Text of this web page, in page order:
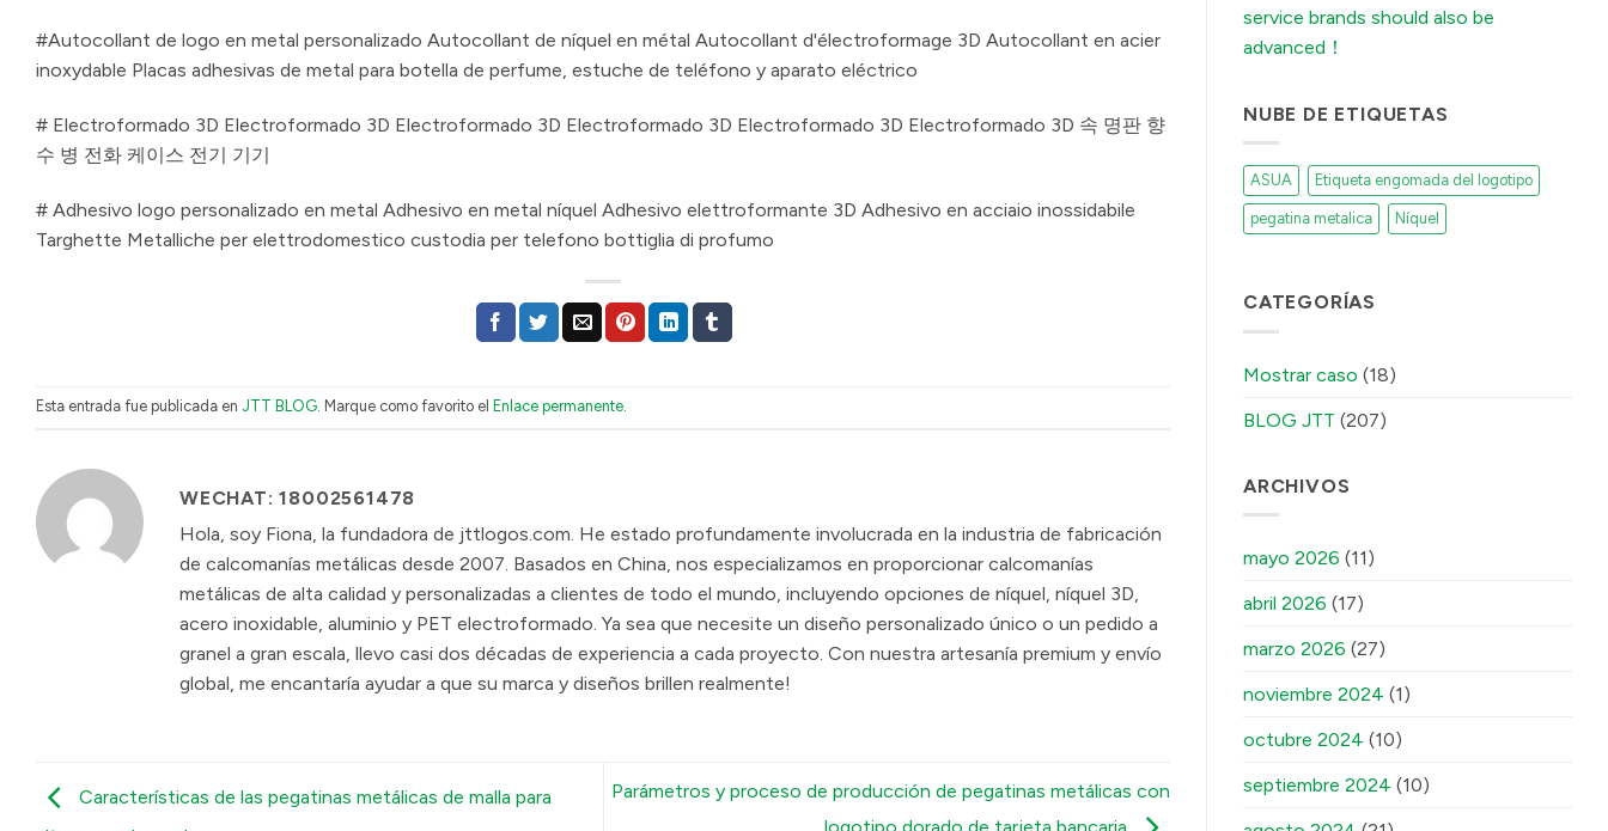
#Autocollant de logo en metal personalizado Autocollant de níquel en métal Autocollant d'électroformage 3D Autocollant en acier
inoxydable Placas adhesivas de metal para botella de perfume, estuche de teléfono y aparato eléctrico
# Electroformado 3D Electroformado 3D Electroformado 3D Electroformado 3D Electroformado 3D Electroformado 3D 속 명판 향
수 병 전화 케이스 전기 기기
# Adhesivo logo personalizado en metal Adhesivo en metal níquel Adhesivo elettroformante 3D Adhesivo en acciaio inossidabile
Targhette Metalliche per elettrodomestico custodia per telefono bottiglia di profumo
Esta entrada fue publicada en JTT BLOG. Marque como favorito el Enlace permanente.
WECHAT: 18002561478
Hola, soy Fiona, la fundadora de jttlogos.com. He estado profundamente involucrada en la industria de fabricación
de calcomanías metálicas desde 2007. Basados en China, nos especializamos en proporcionar calcomanías
metálicas de alta calidad y personalizadas a clientes de todo el mundo, incluyendo opciones de níquel, níquel 3D,
acero inoxidable, aluminio y PET electroformado. Ya sea que necesite un diseño personalizado único o un pedido a
granel a gran escala, llevo casi dos décadas de experiencia a cada proyecto. Con nuestra artesanía premium y envío
global, me encantaría ayudar a que su marca y diseños brillen realmente!
Características de las pegatinas metálicas de malla para
Parámetros y proceso de producción de pegatinas metálicas con
It)
service brands should also be
advanced！
NUBE DE ETIQUETAS
ASUA Etiqueta engomada del logotipo
pegatina metalica Níquel
CATEGORÍAS
Mostrar caso (18)
BLOG JTT (207)
ARCHIVOS
mayo 2026 (11)
abril 2026 (17)
marzo 2026 (27)
noviembre 2024 (1)
octubre 2024 (10)
septiembre 2024 (10)